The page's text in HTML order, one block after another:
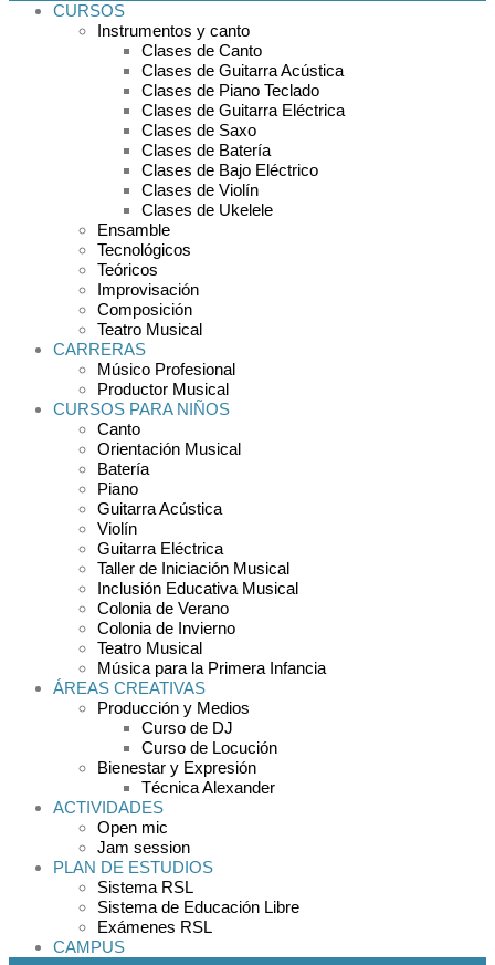
CURSOS
Instrumentos y canto
Clases de Canto
Clases de Guitarra Acústica
Clases de Piano Teclado
Clases de Guitarra Eléctrica
Clases de Saxo
Clases de Batería
Clases de Bajo Eléctrico
Clases de Violín
Clases de Ukelele
Ensamble
Tecnológicos
Teóricos
Improvisación
Composición
Teatro Musical
CARRERAS
Músico Profesional
Productor Musical
CURSOS PARA NIÑOS
Canto
Orientación Musical
Batería
Piano
Guitarra Acústica
Violín
Guitarra Eléctrica
Taller de Iniciación Musical
Inclusión Educativa Musical
Colonia de Verano
Colonia de Invierno
Teatro Musical
Música para la Primera Infancia
ÁREAS CREATIVAS
Producción y Medios
Curso de DJ
Curso de Locución
Bienestar y Expresión
Técnica Alexander
ACTIVIDADES
Open mic
Jam session
PLAN DE ESTUDIOS
Sistema RSL
Sistema de Educación Libre
Exámenes RSL
CAMPUS